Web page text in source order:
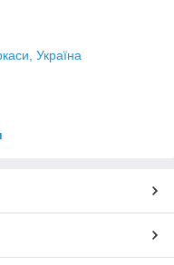
Україна